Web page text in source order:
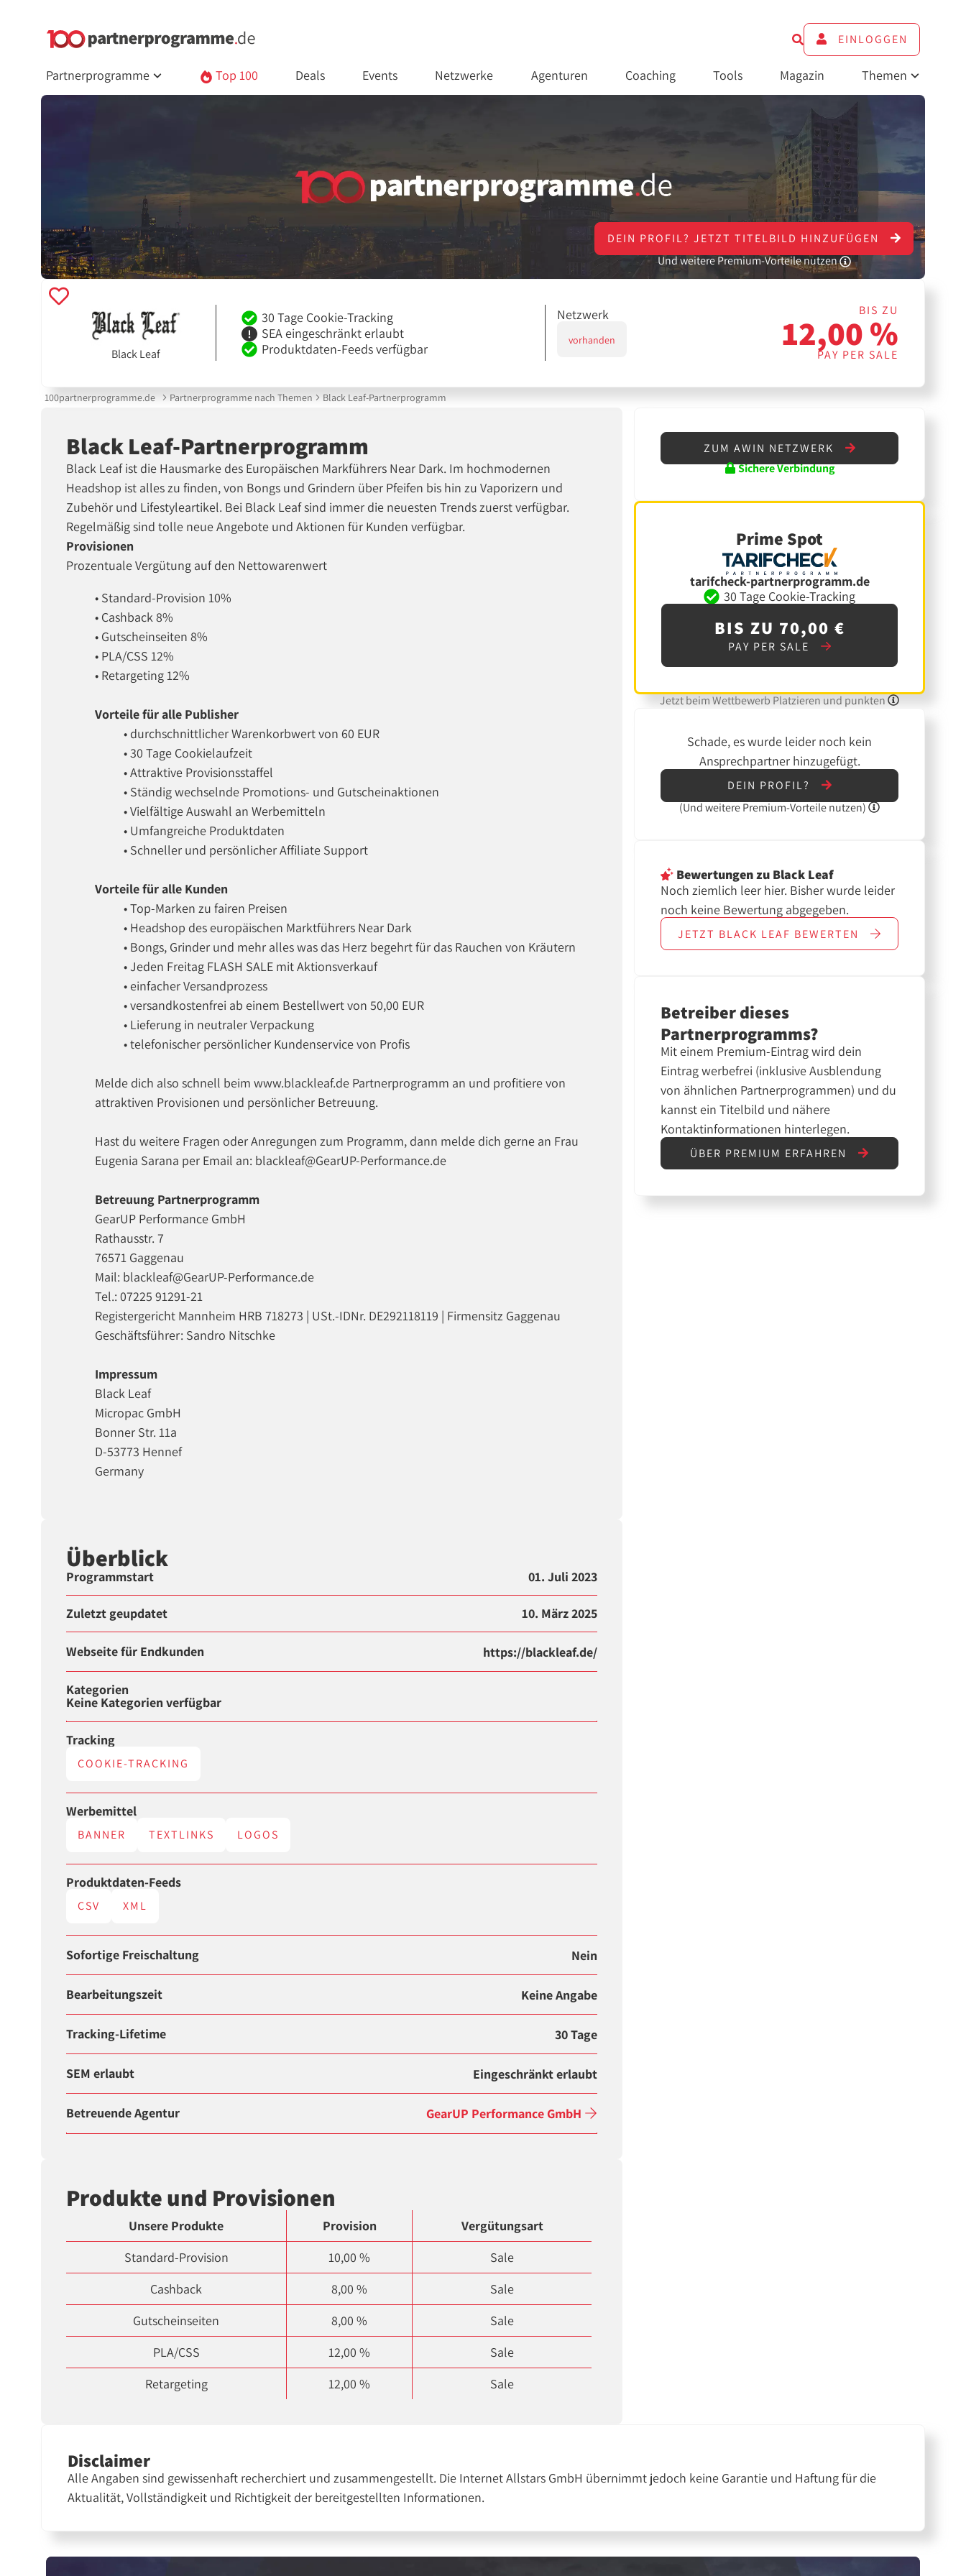
EINLOGGEN
Partnerprogramme Top 100 Deals Events Netzwerke Agenturen Coaching Tools Magazin Themen
DEIN PROFIL? JETZT TITELBILD HINZUFÜGEN
Und weitere Premium-Vorteile nutzen
Black Leaf
30 Tage Cookie-Tracking
SEA eingeschränkt erlaubt
Produktdaten-Feeds verfügbar
Netzwerk
vorhanden
BIS ZU
12,00 %
PAY PER SALE
100partnerprogramme.de Partnerprogramme nach Themen Black Leaf-Partnerprogramm
Black Leaf-Partnerprogramm
Black Leaf ist die Hausmarke des Europäischen Markführers Near Dark. Im hochmodernen
Headshop ist alles zu finden, von Bongs und Grindern über Pfeifen bis hin zu Vaporizern und
Zubehör und Lifestyleartikel. Bei Black Leaf sind immer die neuesten Trends zuerst verfügbar.
Regelmäßig sind tolle neue Angebote und Aktionen für Kunden verfügbar.
Provisionen
Prozentuale Vergütung auf den Nettowarenwert
• Standard-Provision 10%
• Cashback 8%
• Gutscheinseiten 8%
• PLA/CSS 12%
• Retargeting 12%
Vorteile für alle Publisher
• durchschnittlicher Warenkorbwert von 60 EUR
• 30 Tage Cookielaufzeit
• Attraktive Provisionsstaffel
• Ständig wechselnde Promotions- und Gutscheinaktionen
• Vielfältige Auswahl an Werbemitteln
• Umfangreiche Produktdaten
• Schneller und persönlicher Affiliate Support
Vorteile für alle Kunden
• Top-Marken zu fairen Preisen
• Headshop des europäischen Marktführers Near Dark
• Bongs, Grinder und mehr alles was das Herz begehrt für das Rauchen von Kräutern
• Jeden Freitag FLASH SALE mit Aktionsverkauf
• einfacher Versandprozess
• versandkostenfrei ab einem Bestellwert von 50,00 EUR
• Lieferung in neutraler Verpackung
• telefonischer persönlicher Kundenservice von Profis
Melde dich also schnell beim www.blackleaf.de Partnerprogramm an und profitiere von
attraktiven Provisionen und persönlicher Betreuung.
Hast du weitere Fragen oder Anregungen zum Programm, dann melde dich gerne an Frau
Eugenia Sarana per Email an: blackleaf@GearUP-Performance.de
Betreuung Partnerprogramm
GearUP Performance GmbH
Rathausstr. 7
76571 Gaggenau
Mail: blackleaf@GearUP-Performance.de
Tel.: 07225 91291-21
Registergericht Mannheim HRB 718273 | USt.-IDNr. DE292118119 | Firmensitz Gaggenau
Geschäftsführer: Sandro Nitschke
Impressum
Black Leaf
Micropac GmbH
Bonner Str. 11a
D-53773 Hennef
Germany
Überblick
Programmstart 01. Juli 2023
Zuletzt geupdatet 10. März 2025
Webseite für Endkunden https://blackleaf.de/
Kategorien
Keine Kategorien verfügbar
Tracking
COOKIE-TRACKING
Werbemittel
BANNER TEXTLINKS LOGOS
Produktdaten-Feeds
CSV XML
Sofortige Freischaltung Nein
Bearbeitungszeit Keine Angabe
Tracking-Lifetime 30 Tage
SEM erlaubt Eingeschränkt erlaubt
Betreuende Agentur GearUP Performance GmbH
Produkte und Provisionen
Unsere Produkte Provision
Vergütungsart
Standard-Provision
10,00 %
Sale
Cashback
8,00 %
Sale
Gutscheinseiten
8,00 %
Sale
PLA/CSS
12,00 %
Sale
Retargeting
12,00 % Sale
ZUM AWIN NETZWERK
Sichere Verbindung
Prime Spot
tarifcheck-partnerprogramm.de
30 Tage Cookie-Tracking
BIS ZU 70,00 €
PAY PER SALE
Jetzt beim Wettbewerb Platzieren und punkten
Schade, es wurde leider noch kein
Ansprechpartner hinzugefügt.
DEIN PROFIL?
(UndweiterePremium-Vorteile nutzen)
Bewertungenzu Black Leaf
Noch ziemlich leer hier. Bisher wurde leider
noch keine Bewertung abgegeben.
JETZT BLACK LEAF BEWERTEN
Betreiber dieses
Partnerprogramms?
Mit einem Premium-Eintrag wird dein
Eintrag werbefrei (inklusive Ausblendung
von ähnlichen Partnerprogrammen) und du
kannst ein Titelbild und nähere
Kontaktinformationen hinterlegen.
ÜBER PREMIUM ERFAHREN
Disclaimer
Alle Angaben sind gewissenhaft recherchiert und zusammengestellt. Die Internet Allstars GmbH übernimmt jedoch keine Garantie und Haftung für die
Aktualität, Vollständigkeit und Richtigkeit der bereitgestellten Informationen.